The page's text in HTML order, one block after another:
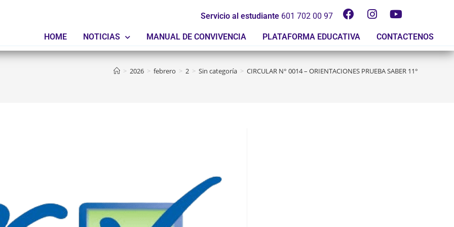
Servicio al estudiante 601 702 00 97
HOME NOTICIAS MANUAL DE CONVIVENCIA PLATAFORMA EDUCATIVA CONTACTENOS
> 2026 > febrero > 2 > Sin categoría > CIRCULAR N° 0014 – ORIENTACIONES PRUEBA SABER 11° – 2026